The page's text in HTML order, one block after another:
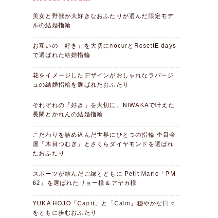
美女と野獣が大好きなおふたりが選んだ限定モデ
ルの結婚指輪
お互いの「好き」を大切にnocurとRosettE days
で選ばれた結婚指輪
花をイメージしたデザインがおしゃれなラパージ
ュの結婚指輪を選ばれたおふたり
それぞれの「好き」を大切に。NIWAKAで叶えた
長閑とかれんの結婚指輪
こだわりを詰め込んだ世界にひとつの指輪 杢目金
屋「木目つむぎ」とさくらダイヤモンドを選ばれ
たおふたり
スポーツが結んだご縁とともに Petit Marie「PM-
62」を選ばれたリョー様＆アヤカ様
YUKA HOJO「Capri」と「Calm」穏やかな日々
をともに歩むおふたり